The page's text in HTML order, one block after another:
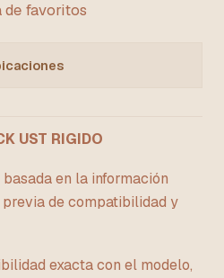
de favoritos
UST RIGIDO
en la información
de compatibilidad y
exacta con el modelo,